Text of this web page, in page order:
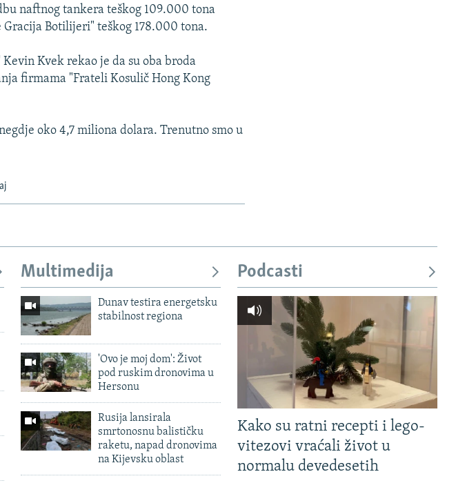
naftnog tankera teškog 109.000 tona
Botilijeri" teškog 178.000 tona.
Kvek rekao je da su oba broda
firmama "Frateli Kosulič Hong Kong
oko 4,7 miliona dolara. Trenutno smo u
Multimedija
Dunav testira energetsku
stabilnost regiona
'Ovo je moj dom': Život
pod ruskim dronovima u
Hersonu
Rusija lansirala
smrtonosnu balističku
raketu, napad dronovima
na Kijevsku oblast
Podcasti
Kako su ratni recepti i lego-
vitezovi vraćali život u
normalu devedesetih